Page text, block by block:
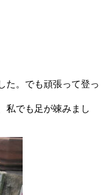
た。でも頑張って登っ
私でも足が竦みまし